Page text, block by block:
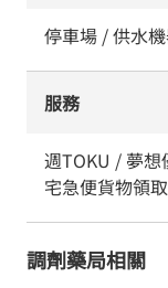
停車場 / 供水
服務
週TOKU / 夢
宅急便貨物領取
調劑藥局相關